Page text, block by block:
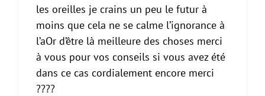
les oreilles je crains un peu le futur à
moins que cela ne se calme l’ignorance à
l’aOr d’être là meilleure des choses merci
à vous pour vos conseils si vous avez été
dans ce cas cordialement encore merci
????